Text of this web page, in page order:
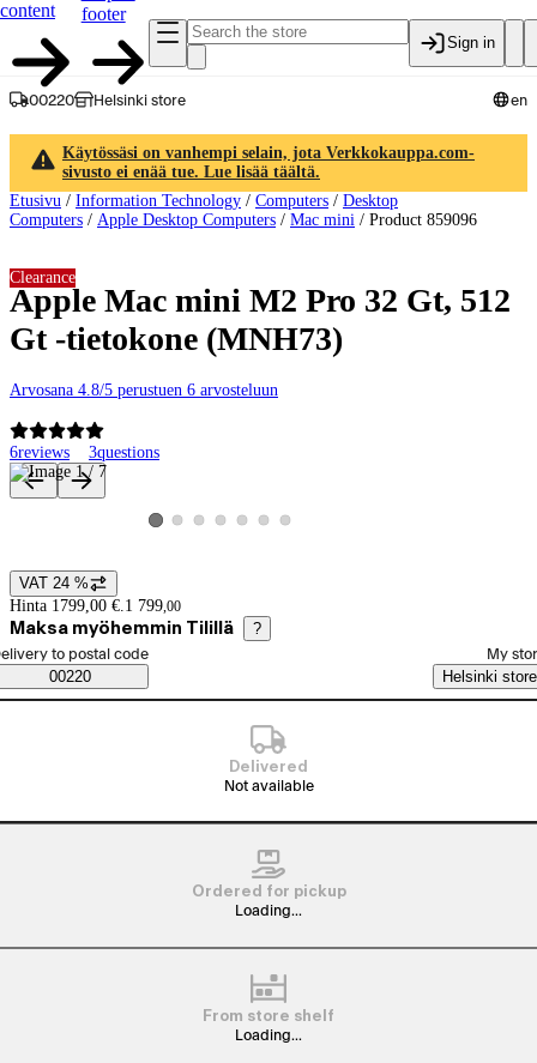
content
footer
Sign in
00220 Helsinki store en
Käytössäsi on vanhempi selain, jota Verkkokauppa.com-
sivusto ei enää tue. Lue lisää täältä.
Etusivu / Information Technology / Computers / Desktop
Computers / Apple Desktop Computers / Mac mini / Product 859096
Apple Mac mini M2 Pro 32 Gt, 512
Gt -tietokone (MNH73)
Arvosana 4.8/5 perustuen 6 arvosteluun
6reviews 3questions
Clearance
Product images and videos
View product image 1
View product image 2
View product image 3
View product image 4
View product image 5
View product image 6
View product image 7
Price details
VAT 24 %
Hinta 1799,00 €. 1 799,00
Maksa myöhemmin Tilillä ?
Saatavuustiedot
order method
to postal code
00220
My
Helsinki store
Delivered
Not available
Ordered for pickup
Loading...
From store shelf
Loading...